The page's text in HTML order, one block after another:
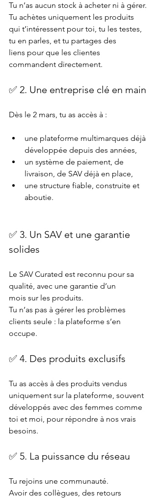
Tu n’as aucun stock à acheter ni à gérer.
Tu achètes uniquement les produits
qui t’intéressent pour toi, tu les testes,
tu en parles, et tu partages des
liens pour que les clientes
commandent directement.
✅ 2. Une entreprise clé en main
Dès le 2 mars, tu as accès à :
une plateforme multimarques déjà
développée depuis des années,
un système de paiement, de
livraison, de SAV déjà en place,
une structure fiable, construite et
aboutie.
✅ 3. Un SAV et une garantie
solides
Le SAV Curated est reconnu pour sa
qualité, avec une garantie d’un
mois sur les produits.
Tu n’as pas à gérer les problèmes
clients seule : la plateforme s’en
occupe.
✅ 4. Des produits exclusifs
Tu as accès à des produits vendus
uniquement sur la plateforme, souvent
développés avec des femmes comme
toi et moi, pour répondre à nos vrais
besoins.
✅ 5. La puissance du réseau
Tu rejoins une communauté.
Avoir des collègues, des retours